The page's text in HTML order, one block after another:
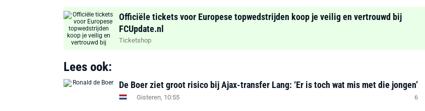
Officiële tickets voor Europese topwedstrijden koop je veilig en vertrouwd bij
FCUpdate.nl
Ticketshop
Lees ook:
De Boer ziet groot risico bij Ajax-transfer Lang: ‘Er is toch wat mis met die jongen’
Gisteren, 10:55 6